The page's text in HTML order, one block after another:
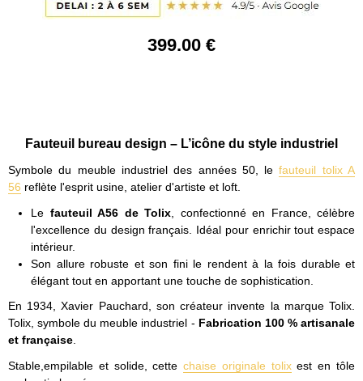
399.00 €
Fauteuil bureau design – L’icône du style industriel
Symbole du meuble industriel des années 50, lefauteuil tolix A
56 reflète l'esprit usine, atelier d'artiste et loft.
Le fauteuil A56 de Tolix , confectionné en France, célèbre
l'excellence du design français. Idéal pour enrichir tout espace
intérieur.
Son allure robuste et son fini le rendent à la fois durable et
élégant tout en apportant une touche de sophistication.
En 1934, Xavier Pauchard, son créateur invente la marque Tolix.
Tolix, symbole du meuble industriel - Fabrication 100 % artisanale
et française
Stable,empilable et solide, cettechaise originale tolixest en tôle